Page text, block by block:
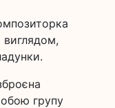
виглядом,
групу